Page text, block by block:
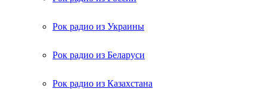
Рок радио из Украины
Рок радио из Беларуси
Рок радио из Казахстана